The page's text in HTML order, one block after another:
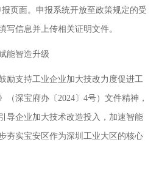
页面。申报系统开放至政策规定的受
写信息并上传相关证明文件。
能智造升级
励支持工业企业加大技改力度促进工
（深宝府办〔2024〕4号）文件精神，
导企业加大技术改造投入，加速智能
夯实宝安区作为深圳工业大区的核心